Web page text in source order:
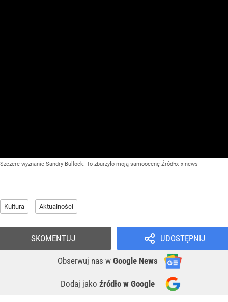
Szczere wyznanie Sandry Bullock: To zburzyło moją samoocenę Źródło: x-news
Kultura Aktualności
UDOSTĘPNIJ
Obserwuj nas w Google News
Dodaj jako źródło w Google
SKOMENTUJ